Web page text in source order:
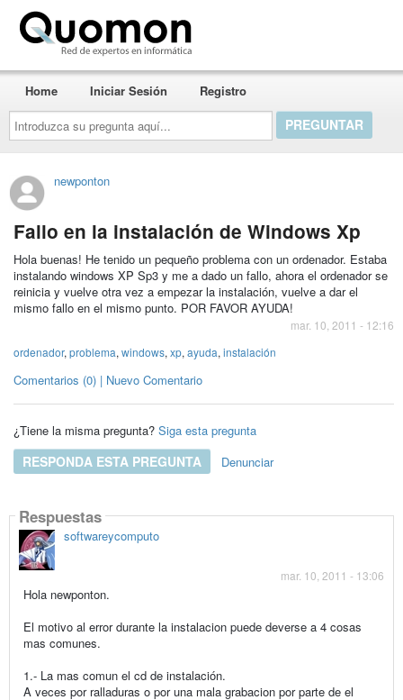
Introduzca
su
pregunta
aquí...
Home Iniciar Sesión Registro
newponton
Fallo en la instalación de Windows Xp
Hola buenas! He tenido un pequeño problema con un ordenador. Estaba
instalando windows XP Sp3 y me a dado un fallo, ahora el ordenador se
reinicia y vuelve otra vez a empezar la instalación, vuelve a dar el
mismo fallo en el mismo punto. POR FAVOR AYUDA!
mar. 10, 2011 - 12:16
ordenador, problema, windows, xp, ayuda, instalación
Comentarios (0) | Nuevo Comentario
¿Tiene la misma pregunta? Siga esta pregunta
RESPONDA ESTA PREGUNTA Denunciar
Respuestas
softwareycomputo
mar. 10, 2011 - 13:06
Hola newponton.
El motivo al error durante la instalacion puede deverse a 4 cosas
mas comunes.
1.- La mas comun el cd de instalación.
A veces por ralladuras o por una mala grabacion por parte de el